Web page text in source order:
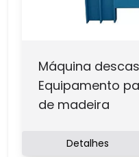
Máquina
Equipamento
de madeira
Detalhes